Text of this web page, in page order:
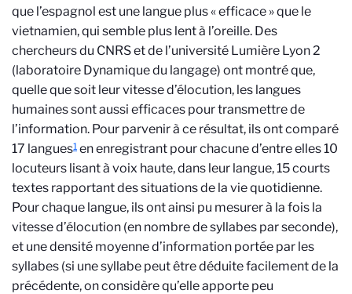
que l’espagnol est une langue plus « efficace » que le
vietnamien, qui semble plus lent à l’oreille. Des
chercheurs du CNRS et de l’université Lumière Lyon 2
(laboratoire Dynamique du langage) ont montré que,
quelle que soit leur vitesse d’élocution, les langues
humaines sont aussi efficaces pour transmettre de
l’information. Pour parvenir à ce résultat, ils ont comparé
17 langues1 en enregistrant pour chacune d’entre elles 10
locuteurs lisant à voix haute, dans leur langue, 15 courts
textes rapportant des situations de la vie quotidienne.
Pour chaque langue, ils ont ainsi pu mesurer à la fois la
vitesse d’élocution (en nombre de syllabes par seconde),
et une densité moyenne d’information portée par les
syllabes (si une syllabe peut être déduite facilement de la
précédente, on considère qu’elle apporte peu